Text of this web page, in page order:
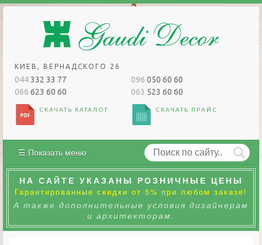
КИЕВ, ВЕРНАДСКОГО 26
044332 33 77 096 050 60 60
066 623 60 60 063 523 60 60
СКАЧАТЬ КАТАЛОГ СКАЧАТЬ ПРАЙС
☰ Показать меню
НА САЙТЕ УКАЗАНЫ РОЗНИЧНЫЕ ЦЕНЫ
Гарантированные скидки от 5% при любом заказе!
А также дополнительные условия дизайнерам
и архитекторам.